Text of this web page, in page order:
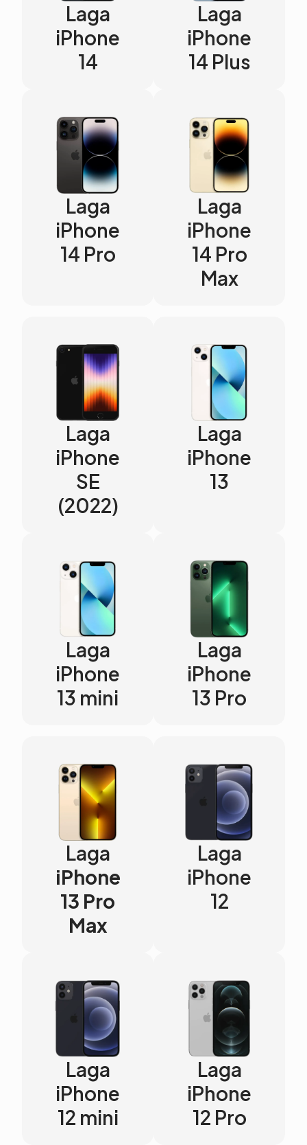
Laga
iPhone
14
Laga
iPhone
14 Plus
Laga
iPhone
14 Pro
Laga
iPhone
14 Pro
Max
Laga
iPhone
SE
(2022)
Laga
iPhone
13
Laga
iPhone
13 mini
Laga
iPhone
13 Pro
Laga
iPhone
13 Pro
Max
Laga
iPhone
12
Laga
iPhone
12 mini
Laga
iPhone
12 Pro